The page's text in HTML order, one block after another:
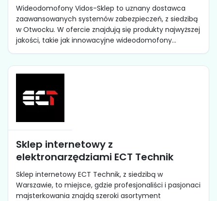
Wideodomofony Vidos-Sklep to uznany dostawca
zaawansowanych systemów zabezpieczeń, z siedzibą
w Otwocku. W ofercie znajdują się produkty najwyższej
jakości, takie jak innowacyjne wideodomofony...
Sklep internetowy z
elektronarzędziami ECT Technik
Sklep internetowy ECT Technik, z siedzibą w
Warszawie, to miejsce, gdzie profesjonaliści i pasjonaci
majsterkowania znajdą szeroki asortyment